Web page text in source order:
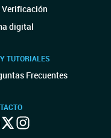
Verificación
digital
TUTORIALES
Frecuentes